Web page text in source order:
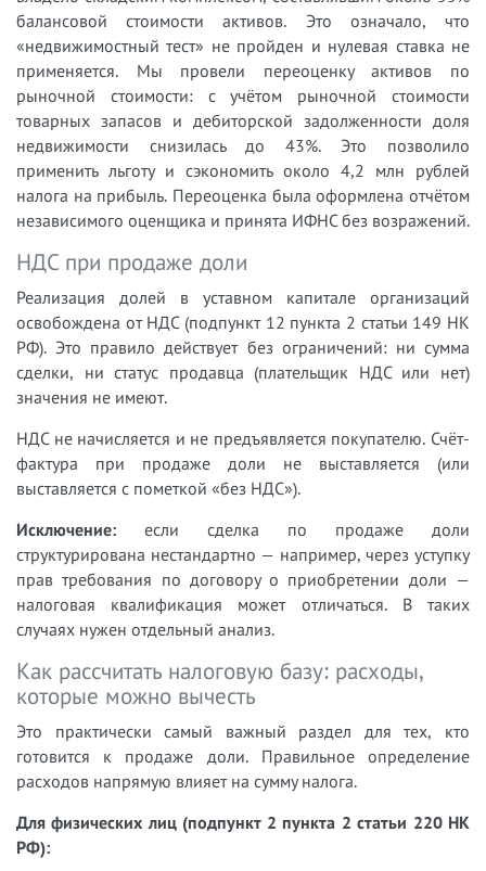
балансовой стоимости активов. Это означало, что
«недвижимостный тест» не пройден и нулевая ставка не
применяется. Мы провели переоценку активов по
рыночной стоимости: с учётом рыночной стоимости
товарных запасов и дебиторской задолженности доля
недвижимости снизилась до 43%. Это позволило
применить льготу и сэкономить около 4,2 млн рублей
налога на прибыль. Переоценка была оформлена отчётом
независимого оценщика и принята ИФНС без возражений.
НДС при продаже доли
Реализация долей в уставном капитале организаций
освобождена от НДС (подпункт 12 пункта 2 статьи 149 НК
РФ). Это правило действует без ограничений: ни сумма
сделки, ни статус продавца (плательщик НДС или нет)
значения не имеют.
НДС не начисляется и не предъявляется покупателю. Счёт-
фактура при продаже доли не выставляется (или
выставляется с пометкой «без НДС»).
Исключение: если сделка по продаже доли
структурирована нестандартно — например, через уступку
прав требования по договору о приобретении доли —
налоговая квалификация может отличаться. В таких
случаях нужен отдельный анализ.
Как рассчитать налоговую базу: расходы,
которые можно вычесть
Это практически самый важный раздел для тех, кто
готовится к продаже доли. Правильное определение
расходов напрямую влияет на сумму налога.
Для физических лиц (подпункт 2 пункта 2 статьи 220 НК
РФ):